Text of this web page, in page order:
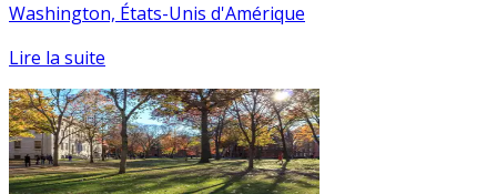
Washington, États-Unis d'Amérique
Lire la suite